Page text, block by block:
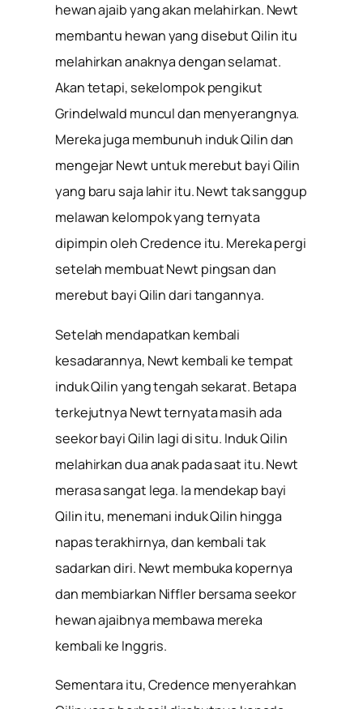
hewan ajaib yang akan melahirkan. Newt
membantu hewan yang disebut Qilin itu
melahirkan anaknya dengan selamat.
Akan tetapi, sekelompok pengikut
Grindelwald muncul dan menyerangnya.
Mereka juga membunuh induk Qilin dan
mengejar Newt untuk merebut bayi Qilin
yang baru saja lahir itu. Newt tak sanggup
melawan kelompok yang ternyata
dipimpin oleh Credence itu. Mereka pergi
setelah membuat Newt pingsan dan
merebut bayi Qilin dari tangannya.
Setelah mendapatkan kembali
kesadarannya, Newt kembali ke tempat
induk Qilin yang tengah sekarat. Betapa
terkejutnya Newt ternyata masih ada
seekor bayi Qilin lagi di situ. Induk Qilin
melahirkan dua anak pada saat itu. Newt
merasa sangat lega. Ia mendekap bayi
Qilin itu, menemani induk Qilin hingga
napas terakhirnya, dan kembali tak
sadarkan diri. Newt membuka kopernya
dan membiarkan Niffler bersama seekor
hewan ajaibnya membawa mereka
kembali ke Inggris.
Sementara itu, Credence menyerahkan